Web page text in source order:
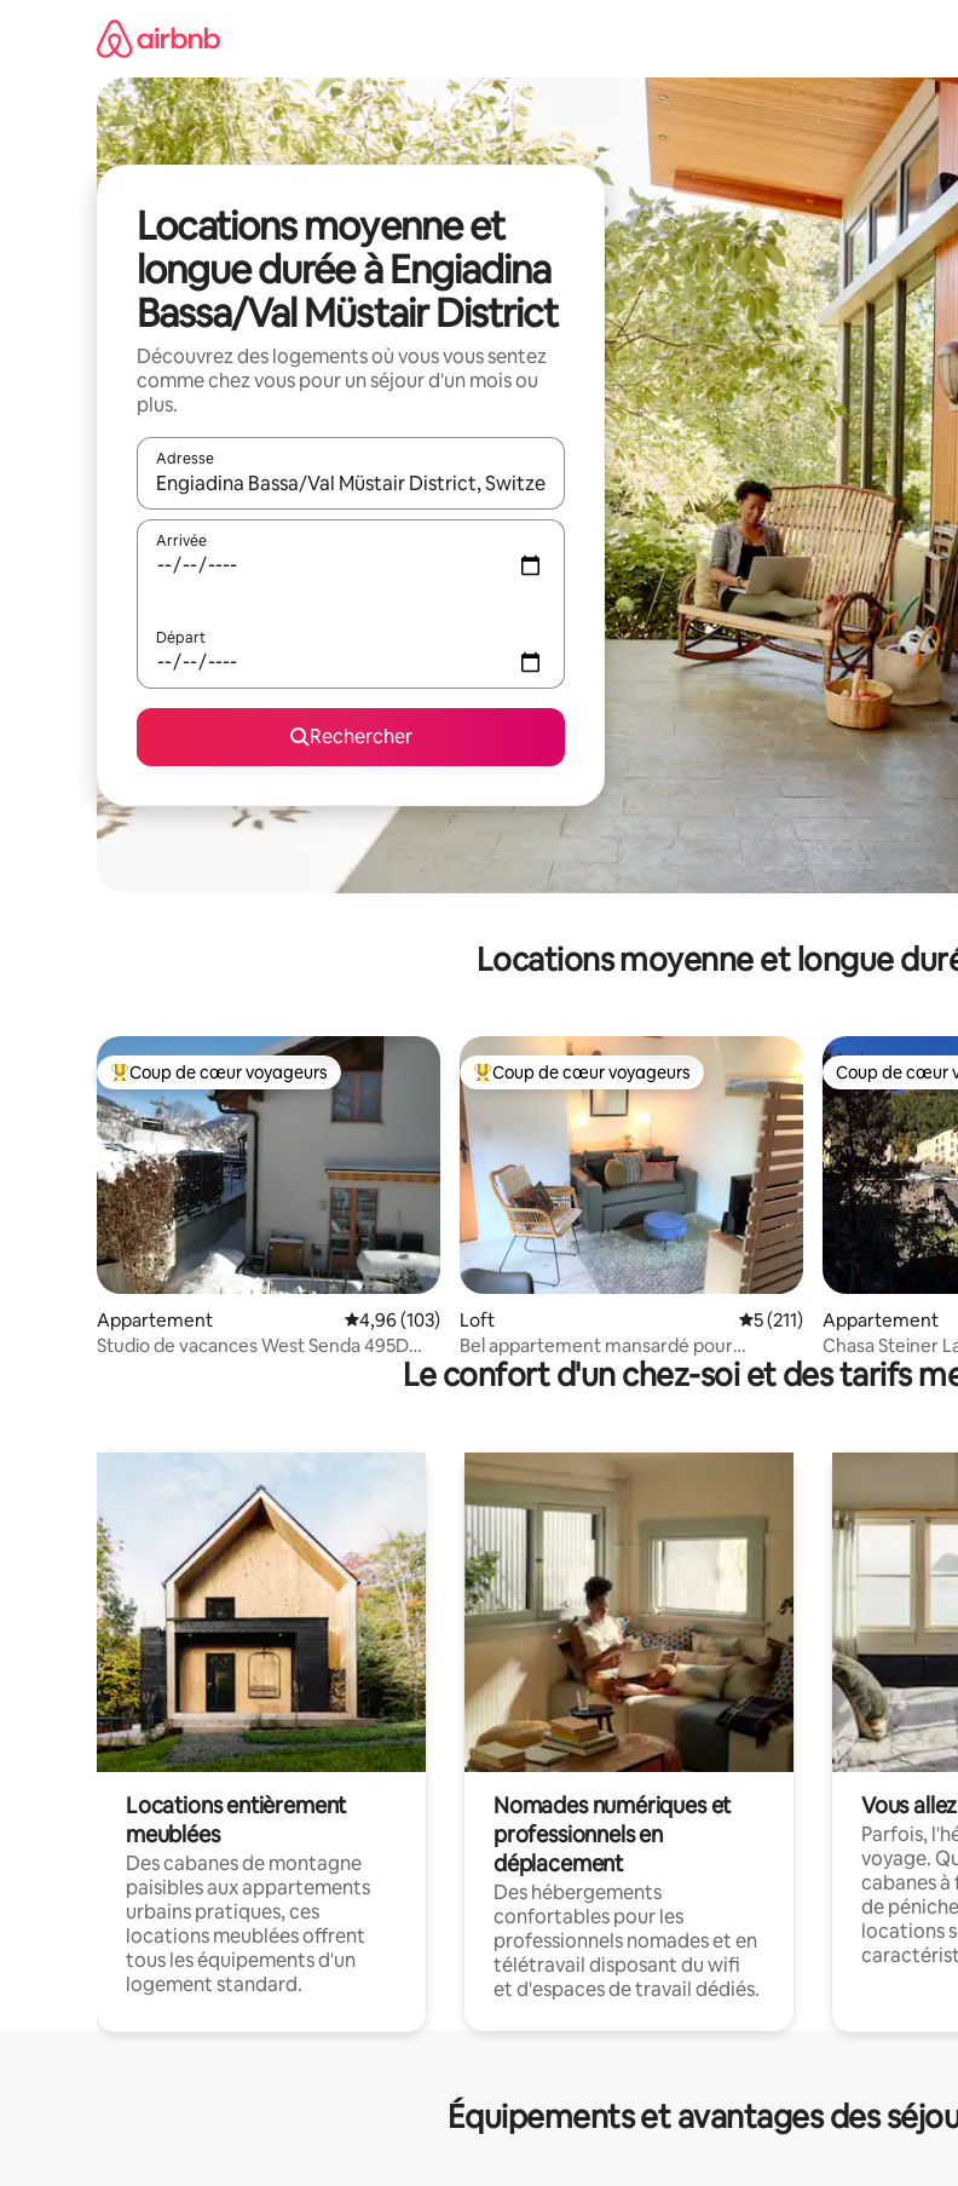
Locations moyenne et
longue durée à Engiadina
Bassa/Val Müstair District
Découvrez des logements où vous vous sentez
comme chez vous pour un séjour d'un mois ou
plus.
Adresse
Lorsque les résultats s'affichent, utilisez les flèches vers le haut et vers le bas pour les parcourir ou en
Arrivée
Départ
Rechercher
Locations moyenne et longue
Coups de cœur voyageurs les plus appréciés
Coup de cœur voyageurs
Appartement Évaluation moyenne sur la base de 103 commentaires : 4,96 sur 5
4,96 (103)
Studio de vacances West Senda 495D
Coups de cœur voyageurs les plus appréciés
Coup de cœur voyageurs
Loft Évaluation moyenne sur
5 (211)
Bel appartement mansardé pour
2 personnes à Ftan
Coup de cœur
Coup de cœur
Appartement
Chasa Steiner
Le confort d'un chez-soi et des tarifs
Locations entièrement
meublées
Des cabanes de montagne
paisibles aux appartements
urbains pratiques, ces
locations meublées offrent
tous les équipements d'un
logement standard.
Nomades numériques et
professionnels en
déplacement
Des hébergements
confortables pour les
professionnels nomades et en
télétravail disposant du wifi
et d'espaces de travail dédiés.
Vous
Parfois,
voyage.
cabanes à
de
locations
Équipements et avantages des